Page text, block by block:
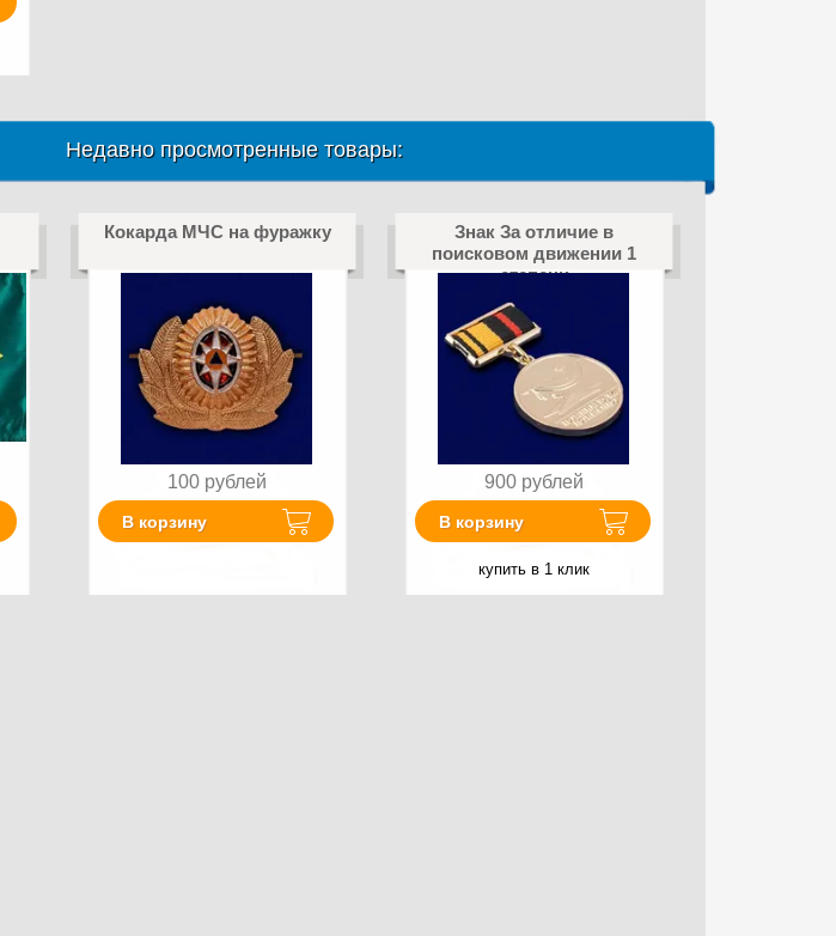
Недавно просмотренные товары:
Кокарда МЧС на фуражку
100 рублей
В корзину
Знак За отличие в
поисковом движении 1
степени
900 рублей
В корзину
купить в 1 клик